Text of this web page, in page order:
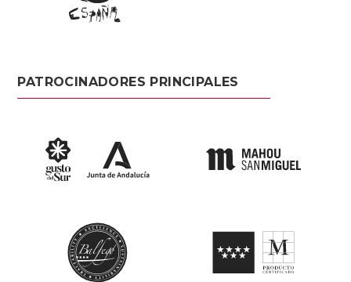
PATROCINADORES PRINCIPALES